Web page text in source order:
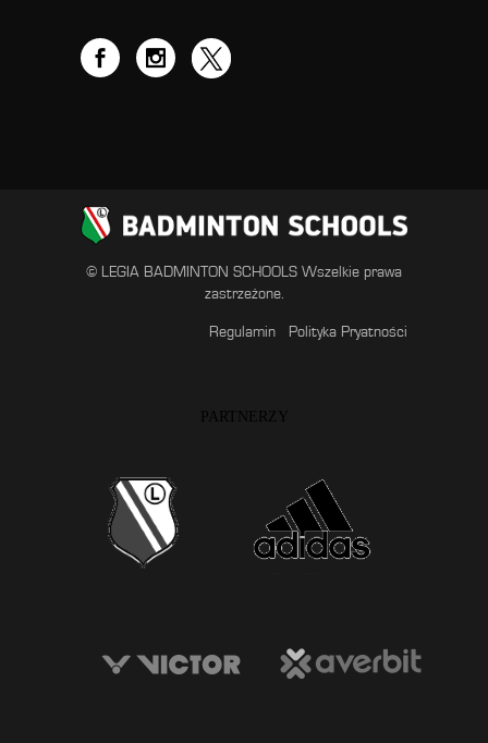
© LEGIA BADMINTON SCHOOLS Wszelkie prawa
zastrzeżone.
Regulamin Polityka Pryatności
PARTNERZY